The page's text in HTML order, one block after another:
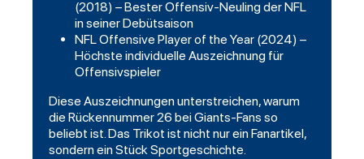
(2018) – Bester Offensiv-Neuling der NFL
in seiner Debütsaison
NFL Offensive Player of the Year (2024) –
Höchste individuelle Auszeichnung für
Offensivspieler
Diese Auszeichnungen unterstreichen, warum
die Rückennummer 26 bei Giants-Fans so
beliebt ist. Das Trikot ist nicht nur ein Fanartikel,
sondern ein Stück Sportgeschichte.